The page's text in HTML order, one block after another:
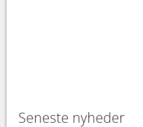
Seneste nyheder